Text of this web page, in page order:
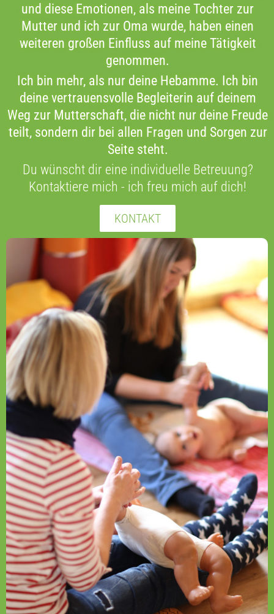
und diese Emotionen, als meine Tochter zur
Mutter und ich zur Oma wurde, haben einen
weiteren großen Einfluss auf meine Tätigkeit
genommen.
Ich bin mehr, als nur deine Hebamme. Ich bin
deine vertrauensvolle Begleiterin auf deinem
Weg zur Mutterschaft, die nicht nur deine Freude
teilt, sondern dir bei allen Fragen und Sorgen zur
Seite steht.
Du wünscht dir eine individuelle Betreuung?
Kontaktiere mich - ich freu mich auf dich!
KONTAKT